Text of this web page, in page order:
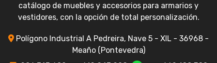
catálogo de muebles y accesorios para armarios y
vestidores, con la opción de total personalización.
Polígono Industrial A Pedreira, Nave 5 - XIL - 36968 -
Meaño (Pontevedra)